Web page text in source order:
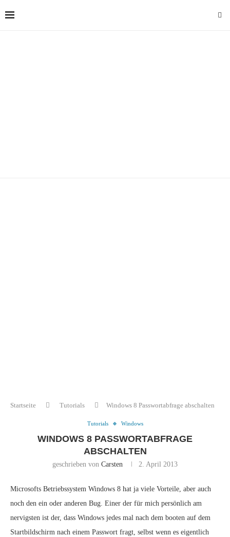
Startseite Tutorials Windows 8 Passwortabfrage abschalten
Tutorials Windows
WINDOWS 8 PASSWORTABFRAGE
ABSCHALTEN
geschrieben von Carsten 2. April 2013
Microsofts Betriebssystem Windows 8 hat ja viele Vorteile, aber auch
noch den ein oder anderen Bug. Einer der für mich persönlich am
nervigsten ist der, dass Windows jedes mal nach dem booten auf dem
Startbildschirm nach einem Passwort fragt, selbst wenn es eigentlich